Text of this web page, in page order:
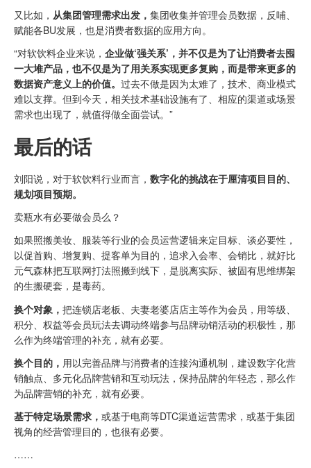
又比如， 从集团管理需求出发， 集团收集并管理会员数据，反哺、
赋能各BU发展，也是消费者数据的应用方向。
“对软饮料企业来说， 企业做‘强关系’，并不仅是为了让消费者去囤
一大堆产品，也不仅是为了用关系实现更多复购，而是带来更多的
数据资产意义上的价值。 过去不做是因为太难了，技术、商业模式
难以支撑。但到今天，相关技术基础设施有了、相应的渠道或场景
需求也出现了，就值得做全面尝试。”
最后的话
刘阳说，对于软饮料行业而言， 数字化的挑战在于厘清项目目的、
规划项目预期。
卖瓶水有必要做会员么？
如果照搬美妆、服装等行业的会员运营逻辑来定目标、谈必要性，
以促首购、增复购、提客单为目的，追求入会率、会销比，就好比
元气森林把互联网打法照搬到线下，是脱离实际、被固有思维绑架
的生搬硬套，是毒药。
换个对象， 把连锁店老板、夫妻老婆店店主等作为会员，用等级、
积分、权益等会员玩法去调动终端参与品牌动销活动的积极性，那
么作为终端管理的补充，就有必要。
换个目的， 用以完善品牌与消费者的连接沟通机制，建设数字化营
销触点、多元化品牌营销和互动玩法，保持品牌的年轻态，那么作
为品牌营销的补充，就有必要。
基于特定场景需求， 或基于电商等DTC渠道运营需求，或基于集团
视角的经营管理目的，也很有必要。
……